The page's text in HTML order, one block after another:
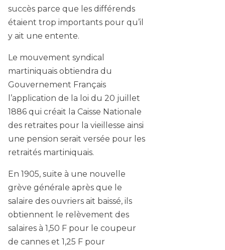
succès parce que les différends
étaient trop importants pour qu’il
y ait une entente.
Le mouvement syndical
martiniquais obtiendra du
Gouvernement Français
l’application de la loi du 20 juillet
1886 qui créait la Caisse Nationale
des retraites pour la vieillesse ainsi
une pension serait versée pour les
retraités martiniquais.
En 1905, suite à une nouvelle
grève générale après que le
salaire des ouvriers ait baissé, ils
obtiennent le relèvement des
salaires à 1,50 F pour le coupeur
de cannes et 1,25 F pour